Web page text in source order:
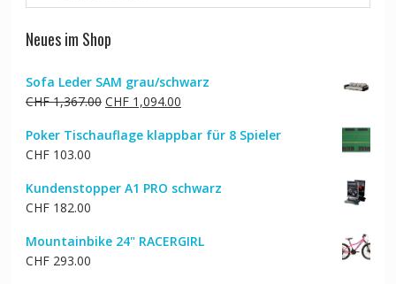
Neues im Shop
Sofa Leder SAM grau/schwarz
CHF1,367.00 Ursprünglicher
war:
CHF1,094.00Aktueller
ist:
Poker Tischauflage klappbar für 8 Spieler
CHF103.00
Kundenstopper A1 PRO schwarz
CHF182.00
Mountainbike 24" RACERGIRL
CHF293.00